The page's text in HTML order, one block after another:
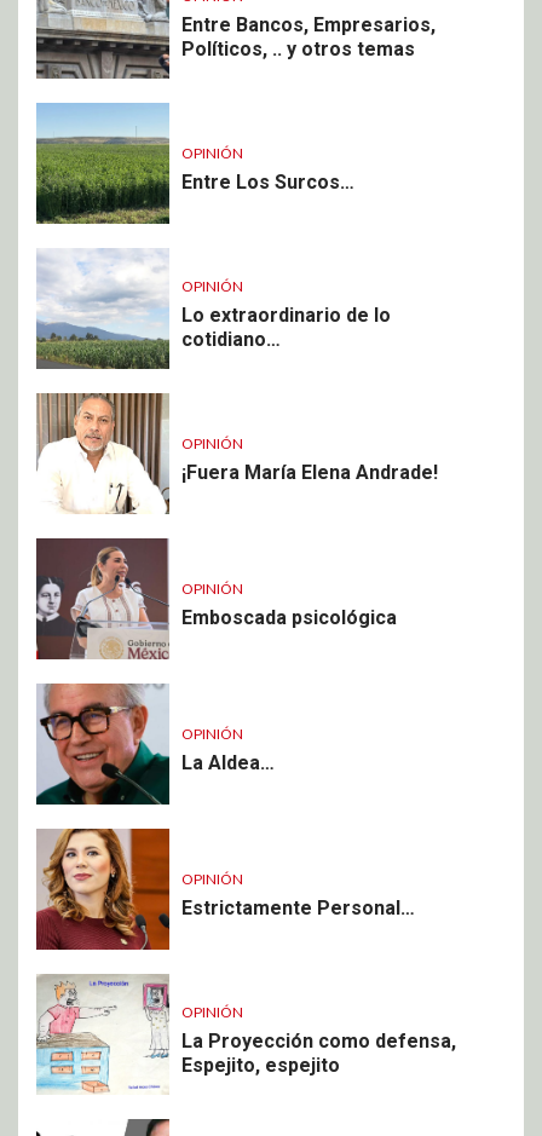
Entre Bancos, Empresarios,
Políticos, .. y otros temas
OPINIÓN
Entre Los Surcos…
OPINIÓN
Lo extraordinario de lo
cotidiano…
OPINIÓN
¡Fuera María Elena Andrade!
OPINIÓN
Emboscada psicológica
OPINIÓN
La Aldea…
OPINIÓN
Estrictamente Personal…
OPINIÓN
La Proyección como defensa,
Espejito, espejito